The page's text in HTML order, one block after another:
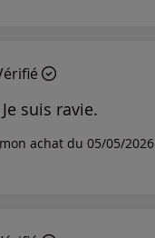
suis ravie.
achat du 05/05/2026